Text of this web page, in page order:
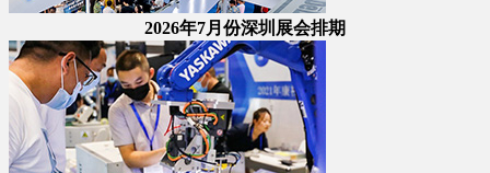
2026年7月份深圳展会排期